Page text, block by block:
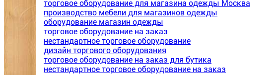
торговое оборудование для магазина одежды Москва
производство мебели для магазинов одежды
оборудование магазин одежды
торговое оборудование на заказ
нестандартное торговое оборудование
дизайн торгового оборудования
торговое оборудование на заказ для бутика
нестандартное торговое оборудование на заказ